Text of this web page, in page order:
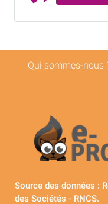
Qui sommes-nous
Source des données :
des Sociétés - RNCS.